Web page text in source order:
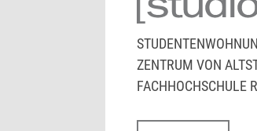
ZENTRUM VON
FACHHOCHSCHULE